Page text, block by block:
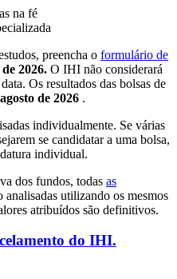
na fé
preencha o formulário de
2026. O IHI não considerará
Os resultados das bolsas de
de 2026 .
individualmente. Se várias
se candidatar a uma bolsa,
individual.
dos fundos, todas as
analisadas utilizando os mesmos
atribuídos são definitivos.
do IHI.